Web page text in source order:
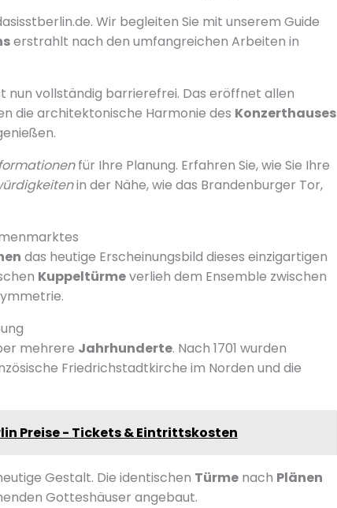
Wir begleiten Sie mit unserem Guide
erstrahlt nach den umfangreichen Arbeiten in
vollständig barrierefrei. Das eröffnet allen
die architektonische Harmonie des Konzerthauses
für Ihre Planung. Erfahren Sie, wie Sie Ihre
in der Nähe, wie das Brandenburger Tor,
das heutige Erscheinungsbild dieses einzigartigen
Kuppeltürmeverlieh dem Ensemble zwischen
mehrere Jahrhunderte. Nach 1701 wurden
Friedrichstadtkirche im Norden und die
Preise - Tickets & Eintrittskosten
Gestalt. Die identischen Türmenach Plänen
Gotteshäuser angebaut.